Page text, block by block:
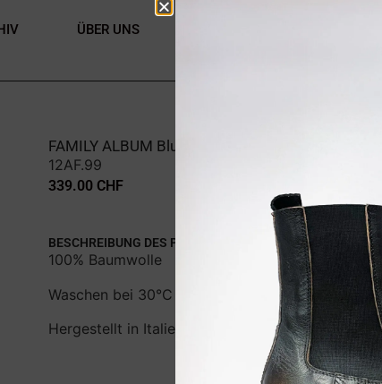
ÜBER UNS
FAMILY ALBUM Bluse
12AF.99
339.00 CHF
BESCHREIBUNG DES PRODUKTS
100% Baumwolle
Waschen bei 30°C
Hergestellt in Italien